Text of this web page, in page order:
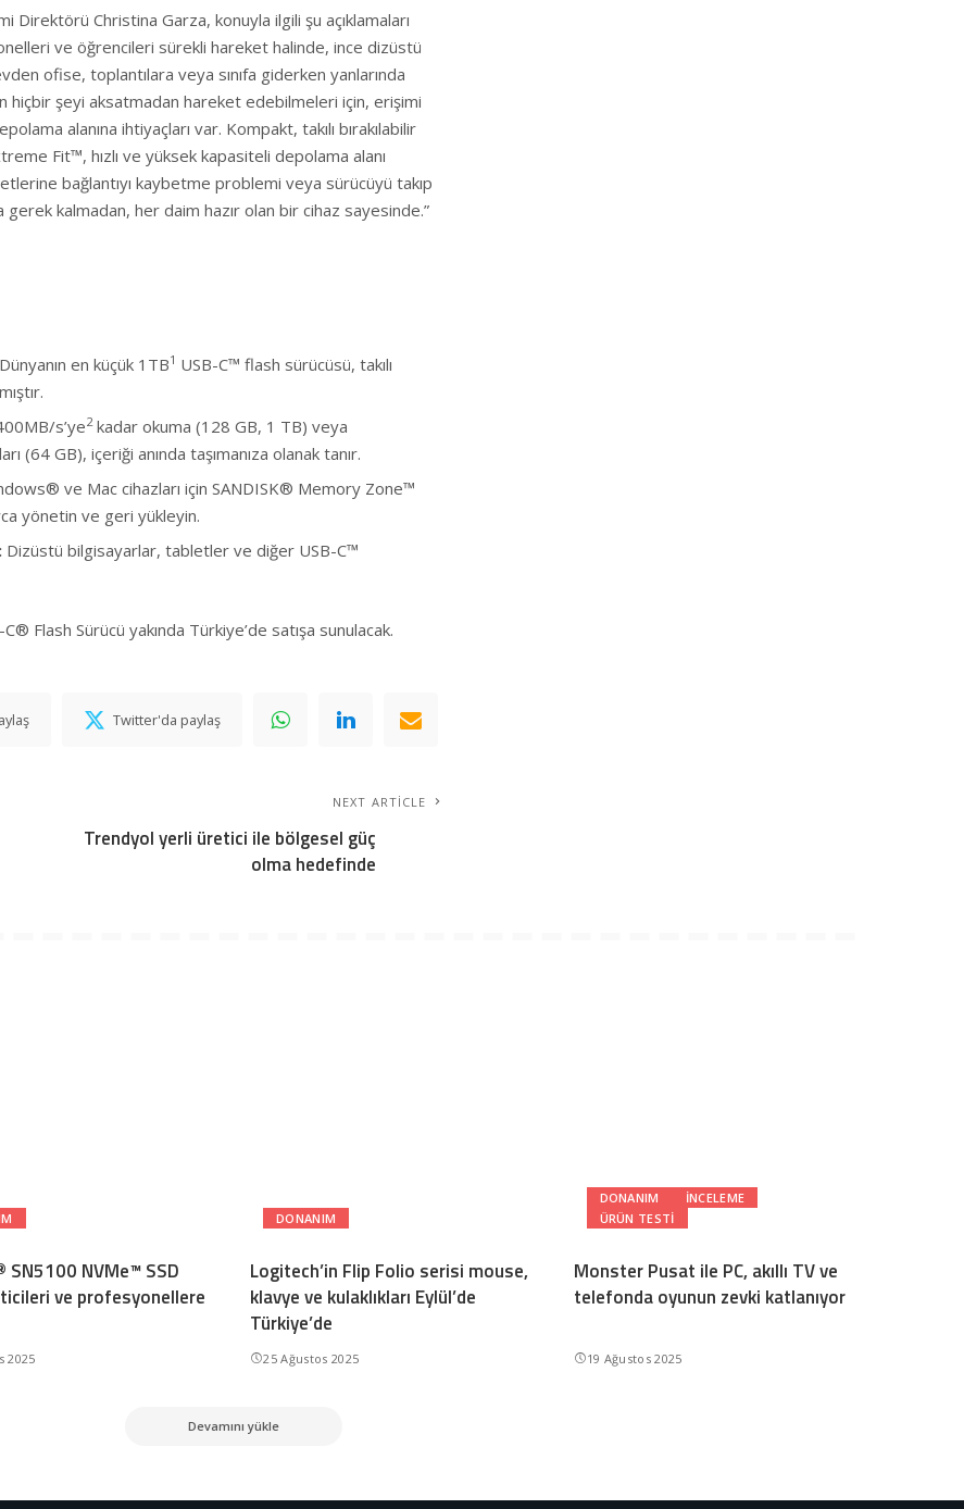
Direktörü Christina Garza, konuyla ilgili şu açıklamaları
ve öğrencileri sürekli hareket halinde, ince dizüstü
ofise, toplantılara veya sınıfa giderken yanlarında
hiçbir şeyi aksatmadan hareket edebilmeleri için, erişimi
alanına ihtiyaçları var. Kompakt, takılı bırakılabilir
Fit™, hızlı ve yüksek kapasiteli depolama alanı
bağlantıyı kaybetme problemi veya sürücüyü takıp
kalmadan, her daim hazır olan bir cihaz sayesinde.”
Dünyanın en küçük 1TB1 USB-C™ flash sürücüsü, takılı
s’ye2kadar okuma (128 GB, 1 TB) veya
(64 GB), içeriği anında taşımanıza olanak tanır.
ve Mac cihazları için SANDISK® Memory Zone™
yönetin ve geri yükleyin.
Dizüstü bilgisayarlar, tabletler ve diğer USB-C™
Flash Sürücü yakında Türkiye’de satışa sunulacak.
Twitter'da paylaş
NEXT ARTICLE
Trendyol yerli üretici ile bölgesel güç
olma hedefinde
SN5100 NVMe™ SSD
ve profesyonellere
2025
DONANIM
Logitech’in Flip Folio serisi mouse,
klavye ve kulaklıkları Eylül’de
Türkiye’de
25 Ağustos 2025
DONANIM
INCELEME
ÜRÜN TESTI
Monster Pusat ile PC, akıllı TV ve
telefonda oyunun zevki katlanıyor
19 Ağustos 2025
Devamını yükle